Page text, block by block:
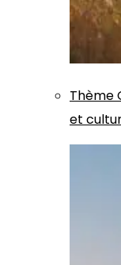
Thème
et